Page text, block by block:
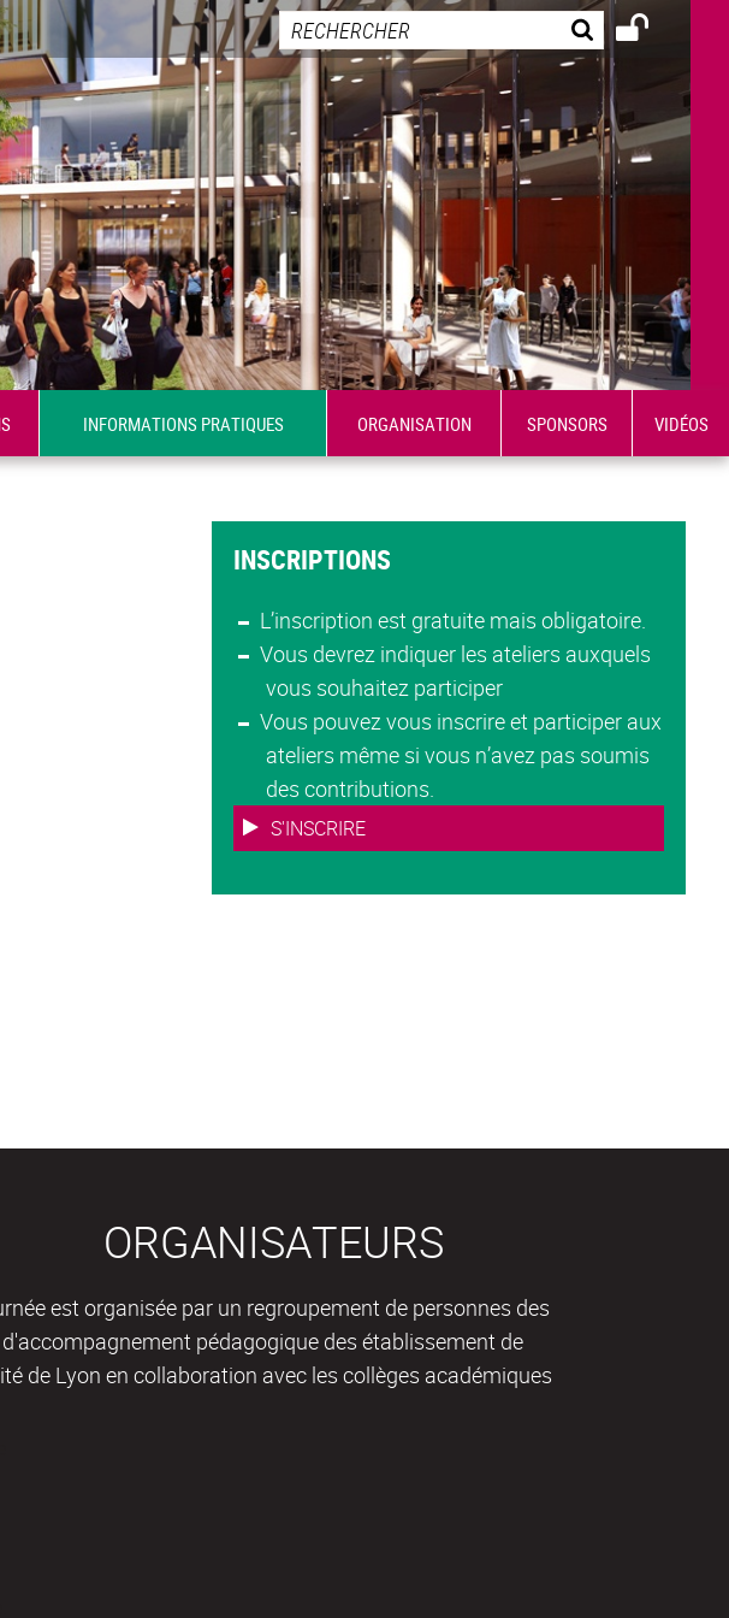
INFORMATIONS PRATIQUES ORGANISATION SPONSORS VIDÉOS
INSCRIPTIONS
L’inscription est gratuite mais obligatoire.
Vous devrez indiquer les ateliers auxquels
vous souhaitez participer
Vous pouvez vous inscrire et participer aux
ateliers même si vous n’avez pas soumis
des contributions.
S'INSCRIRE
ORGANISATEURS
est organisée par un regroupement de personnes des
pédagogique des établissement de
de Lyon en collaboration avec les collèges académiques